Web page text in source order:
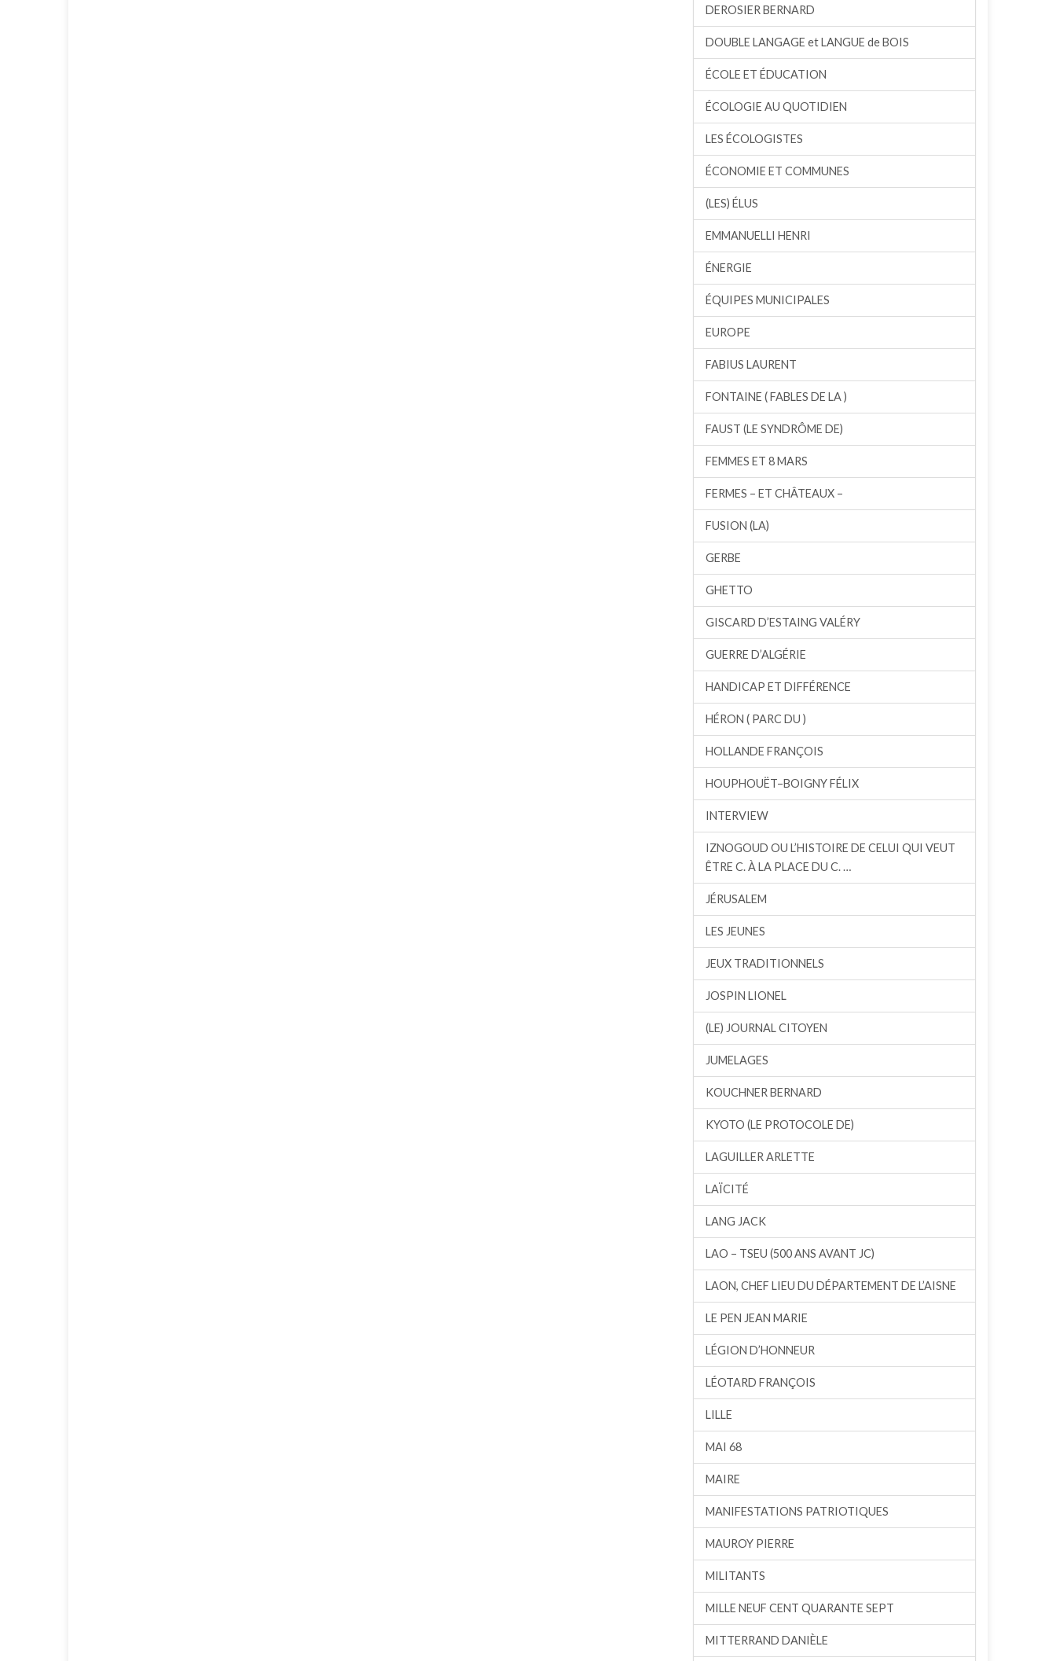
DEROSIER BERNARD
DOUBLE LANGAGE et LANGUE de BOIS
ÉCOLE ET ÉDUCATION
ÉCOLOGIE AU QUOTIDIEN
LES ÉCOLOGISTES
ÉCONOMIE ET COMMUNES
(LES) ÉLUS
EMMANUELLI HENRI
ÉNERGIE
ÉQUIPES MUNICIPALES
EUROPE
FABIUS LAURENT
FONTAINE ( FABLES DE LA )
FAUST (LE SYNDRÔME DE)
FEMMES ET 8 MARS
FERMES – ET CHÂTEAUX –
FUSION (LA)
GERBE
GHETTO
GISCARD D’ESTAING VALÉRY
GUERRE D’ALGÉRIE
HANDICAP ET DIFFÉRENCE
HÉRON ( PARC DU )
HOLLANDE FRANÇOIS
HOUPHOUËT–BOIGNY FÉLIX
INTERVIEW
IZNOGOUD OU L’HISTOIRE DE CELUI QUI VEUT
ÊTRE C. À LA PLACE DU C. …
JÉRUSALEM
LES JEUNES
JEUX TRADITIONNELS
JOSPIN LIONEL
(LE) JOURNAL CITOYEN
JUMELAGES
KOUCHNER BERNARD
KYOTO (LE PROTOCOLE DE)
LAGUILLER ARLETTE
LAÏCITÉ
LANG JACK
LAO – TSEU (500 ANS AVANT JC)
LAON, CHEF LIEU DU DÉPARTEMENT DE L’AISNE
LE PEN JEAN MARIE
LÉGION D’HONNEUR
LÉOTARD FRANÇOIS
LILLE
MAI 68
MAIRE
MANIFESTATIONS PATRIOTIQUES
MAUROY PIERRE
MILITANTS
MILLE NEUF CENT QUARANTE SEPT
MITTERRAND DANIÈLE